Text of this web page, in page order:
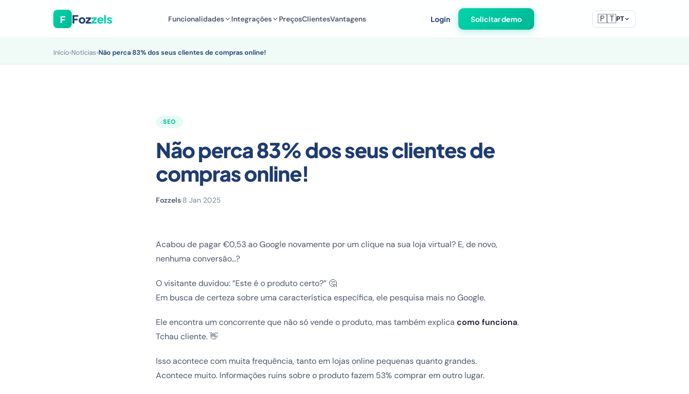
F Fozzels Funcionalidades Integrações PreçosClientesVantagens Login Solicitar demo 🇵🇹PT
Início›Notícias›Não perca 83% dos seus clientes de compras online!
SEO
Não perca 83% dos seus clientes de
compras online!
Fozzels·8 Jan 2025
Acabou de pagar €0,53 ao Google novamente por um clique na sua loja virtual? E, de novo,
nenhuma conversão…?
O visitante duvidou: “Este é o produto certo?” 🤔
Em busca de certeza sobre uma característica específica, ele pesquisa mais no Google.
Ele encontra um concorrente que não só vende o produto, mas também explica como funciona.
Tchau cliente. 👋
Isso acontece com muita frequência, tanto em lojas online pequenas quanto grandes.
Acontece muito. Informações ruins sobre o produto fazem 53% comprar em outro lugar.